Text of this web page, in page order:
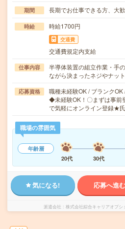
期間 長期でお仕事できる方、大歓
時給 時給1700円
交通費
交通費規定内支給
仕事内容
半導体装置の組立作業・手
ながら決まったネジやナッ
応募資格
職種未経験OK / ブランクOK
◆未経験OK！〇まずは事前
で気軽にオンライン登録★
職場の雰囲気
年齢層
20代
30代
気になる! 応募へ進む
派遣会社 株式会社綜合キャリアオプ